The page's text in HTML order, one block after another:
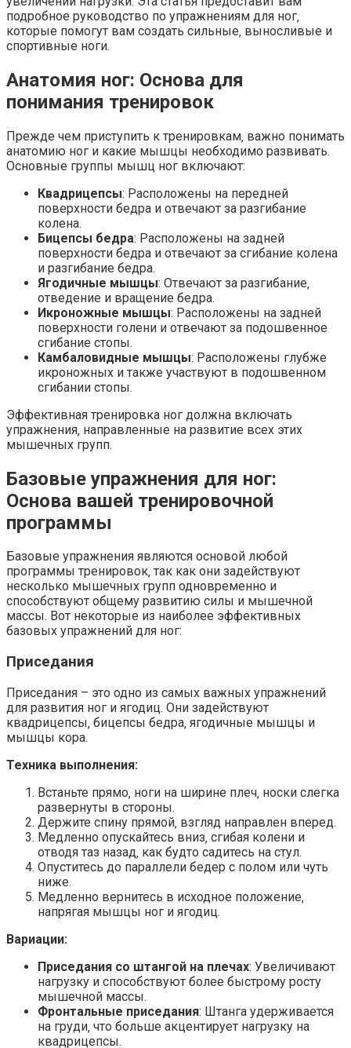
подробное руководство по упражнениям для ног‚
которые помогут вам создать сильные‚ выносливые и
спортивные ноги.
Анатомия ног: Основа для
понимания тренировок
Прежде чем приступить к тренировкам‚ важно понимать
анатомию ног и какие мышцы необходимо развивать.
Основные группы мышц ног включают:
Квадрицепсы: Расположены на передней
поверхности бедра и отвечают за разгибание
колена.
Бицепсы бедра: Расположены на задней
поверхности бедра и отвечают за сгибание колена
и разгибание бедра.
Ягодичные мышцы: Отвечают за разгибание‚
отведение и вращение бедра.
Икроножные мышцы: Расположены на задней
поверхности голени и отвечают за подошвенное
сгибание стопы.
Камбаловидные мышцы: Расположены глубже
икроножных и также участвуют в подошвенном
сгибании стопы.
Эффективная тренировка ног должна включать
упражнения‚ направленные на развитие всех этих
мышечных групп.
Базовые упражнения для ног:
Основа вашей тренировочной
программы
Базовые упражнения являются основой любой
программы тренировок‚ так как они задействуют
несколько мышечных групп одновременно и
способствуют общему развитию силы и мышечной
массы. Вот некоторые из наиболее эффективных
базовых упражнений для ног:
Приседания
Приседания – это одно из самых важных упражнений
для развития ног и ягодиц. Они задействуют
квадрицепсы‚ бицепсы бедра‚ ягодичные мышцы и
мышцы кора.
Техника выполнения:
Встаньте прямо‚ ноги на ширине плеч‚ носки слегка
развернуты в стороны.
Держите спину прямой‚ взгляд направлен вперед.
Медленно опускайтесь вниз‚ сгибая колени и
отводя таз назад‚ как будто садитесь на стул.
Опуститесь до параллели бедер с полом или чуть
ниже.
Медленно вернитесь в исходное положение‚
напрягая мышцы ног и ягодиц.
Вариации:
Приседания со штангой на плечах: Увеличивают
нагрузку и способствуют более быстрому росту
мышечной массы.
Фронтальные приседания: Штанга удерживается
на груди‚ что больше акцентирует нагрузку на
квадрицепсы.